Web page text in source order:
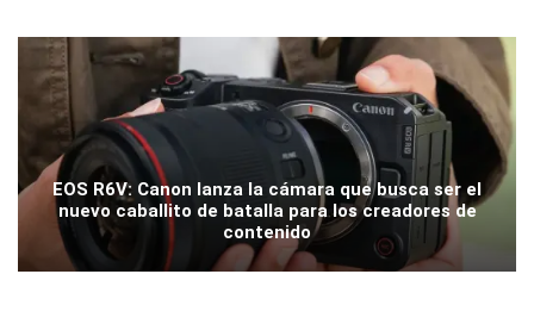
EOS R6V: Canon lanza la cámara que busca ser el
nuevo caballito de batalla para los creadores de
contenido